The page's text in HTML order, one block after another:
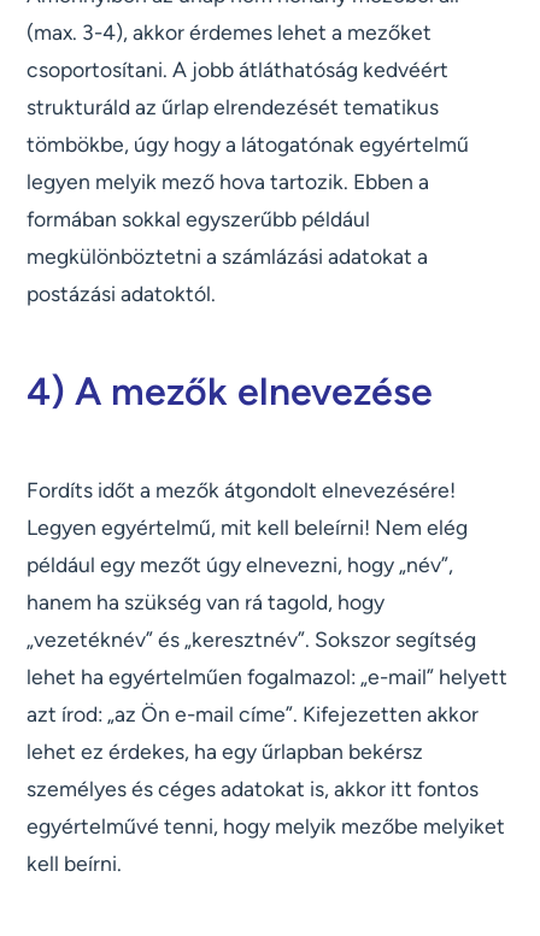
(max. 3-4), akkor érdemes lehet a mezőket
csoportosítani. A jobb átláthatóság kedvéért
strukturáld az űrlap elrendezését tematikus
tömbökbe, úgy hogy a látogatónak egyértelmű
legyen melyik mező hova tartozik. Ebben a
formában sokkal egyszerűbb például
megkülönböztetni a számlázási adatokat a
postázási adatoktól.
4) A mezők elnevezése
Fordíts időt a mezők átgondolt elnevezésére!
Legyen egyértelmű, mit kell beleírni! Nem elég
például egy mezőt úgy elnevezni, hogy „név”,
hanem ha szükség van rá tagold, hogy
„vezetéknév” és „keresztnév”. Sokszor segítség
lehet ha egyértelműen fogalmazol: „e-mail” helyett
azt írod: „az Ön e-mail címe”. Kifejezetten akkor
lehet ez érdekes, ha egy űrlapban bekérsz
személyes és céges adatokat is, akkor itt fontos
egyértelművé tenni, hogy melyik mezőbe melyiket
kell beírni.